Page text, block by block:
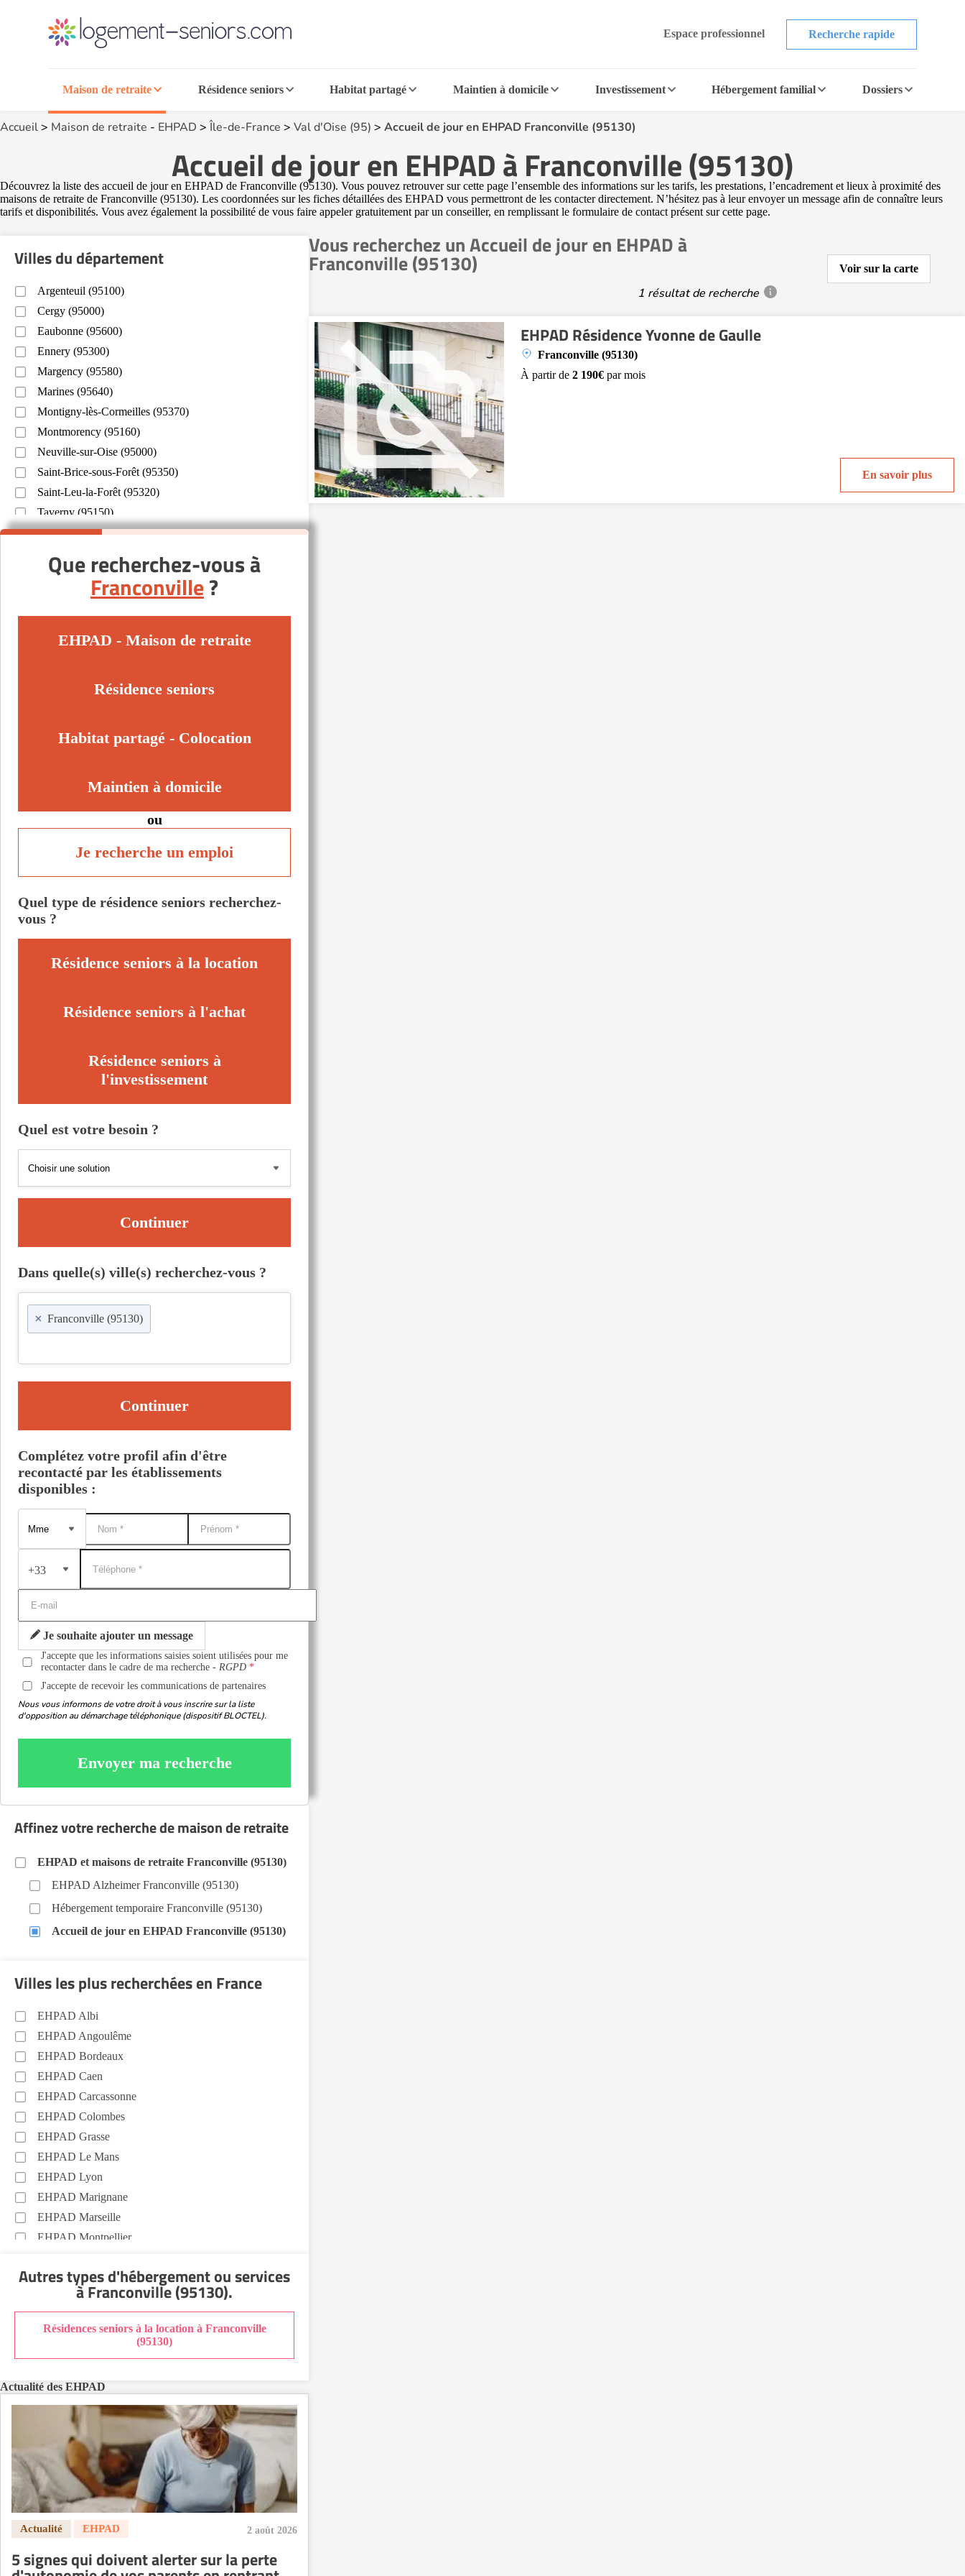
Espace professionnel Recherche rapide
Maison de retraite Résidence seniors Habitat partagé Maintien à domicile Investissement Hébergement familial Dossiers
Accueil> Maison de retraite - EHPAD > Île-de-France > Val d'Oise (95) > Accueil de jour en EHPAD Franconville (95130)
Accueil de jour en EHPAD à Franconville (95130)
Découvrez la liste des accueil de jour en EHPAD de Franconville (95130). Vous pouvez retrouver sur cette page l’ensemble des informations sur les tarifs, les prestations, l’encadrement et lieux à proximité des
maisons de retraite de Franconville (95130). Les coordonnées sur les fiches détaillées des EHPAD vous permettront de les contacter directement. N’hésitez pas à leur envoyer un message afin de connaître leurs
tarifs et disponibilités. Vous avez également la possibilité de vous faire appeler gratuitement par un conseiller, en remplissant le formulaire de contact présent sur cette page.
Vous recherchez un Accueil de jour en EHPAD à
Franconville (95130)
1 résultat de recherche
Voir sur la carte
EHPAD Résidence Yvonne de Gaulle
Franconville (95130)
À partir de 2 190€ par mois
En savoir plus
Villes du département
Argenteuil (95100)
Cergy (95000)
Eaubonne (95600)
Ennery (95300)
Margency (95580)
Marines (95640)
Montigny-lès-Cormeilles (95370)
Montmorency (95160)
Neuville-sur-Oise (95000)
Saint-Brice-sous-Forêt (95350)
Saint-Leu-la-Forêt (95320)
Taverny (95150)
Us (95450)
Que recherchez-vous à
Franconville?
EHPAD - Maison de retraite
Résidence seniors
Habitat partagé - Colocation
Maintien à domicile
ou
Je recherche un emploi
Quel type de résidence seniors recherchez-
vous ?
Résidence seniors à la location
Résidence seniors à l'achat
Résidence seniors à
l'investissement
Quel est votre besoin ?
Continuer
Dans quelle(s) ville(s) recherchez-vous ?
× Franconville (95130)
Continuer
Complétez votre profil afin d'être
recontacté par les établissements
disponibles :
+33
Je souhaite ajouter un message
J'accepte que les informations saisies soient utilisées pour me
recontacter dans le cadre de ma recherche -RGPD
J'accepte de recevoir les communications de partenaires
Nous vous informons de votre droit à vous inscrire sur la liste
d'opposition au démarchage téléphonique (dispositif BLOCTEL).
Envoyer ma recherche
Affinez votre recherche de maison de retraite
EHPAD et maisons de retraite Franconville (95130)
EHPAD Alzheimer Franconville (95130)
Hébergement temporaire Franconville (95130)
Accueil de jour en EHPAD Franconville (95130)
Villes les plus recherchées en France
EHPAD Albi
EHPAD Angoulême
EHPAD Bordeaux
EHPAD Caen
EHPAD Carcassonne
EHPAD Colombes
EHPAD Grasse
EHPAD Le Mans
EHPAD Lyon
EHPAD Marignane
EHPAD Marseille
EHPAD Montpellier
EHPAD Nice
EHPAD Paris
EHPAD Saint-Etienne
EHPAD Toulouse
EHPAD Troyes
Recherche par ville
Autres types d'hébergement ou services
à Franconville (95130).
Résidences seniors à la location à Franconville
(95130)
Actualité des EHPAD
2 août 2026
5 signes qui doivent alerter sur la perte